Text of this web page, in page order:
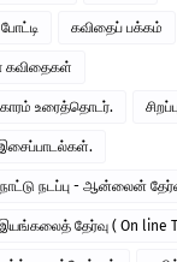
கவிதைப் பக்கம்
கவிதைகள்
உரைத்தொடர்.
இசைப்பாடல்கள்.
நாட்டு நடப்பு - ஆன்லைன்
தேர்வு ( On line